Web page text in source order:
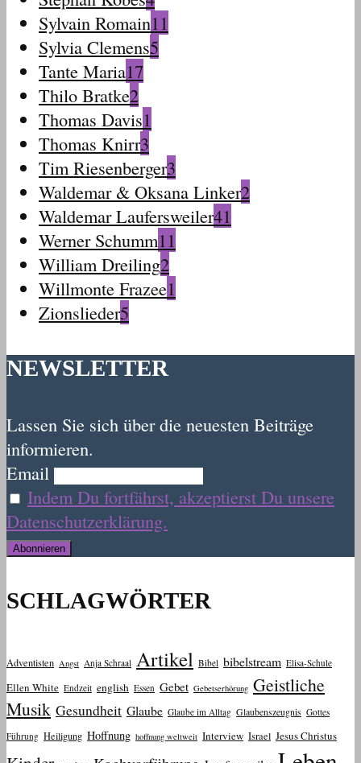
Sylvain Romain11
Sylvia Clemens5
Tante Maria17
Thilo Bratke2
Thomas Davis1
Thomas Knirr3
Tim Riesenberger3
Waldemar & Oksana Linker2
Waldemar Laufersweiler41
Werner Schumm11
William Dreiling2
Willmonte Frazee1
Zionslieder5
NEWSLETTER
Lassen Sie sich über die neuesten Beiträge
informieren.
Email
Indem Du fortfährst, akzeptierst Du unsere
Datenschutzerklärung.
SCHLAGWÖRTER
Adventisten Angst Anja Schraal Artikel Bibel bibelstream Elisa-Schule
Ellen White Endzeit english Essen Gebet Gebetserhörung Geistliche
Musik Gesundheit Glaube Glaube im Alltag Glaubenszeugnis Gottes
Führung Heiligung Hoffnung hoffnung weltweit Interview Israel Jesus Christus